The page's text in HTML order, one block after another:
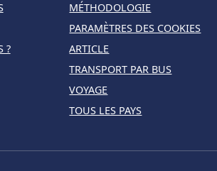
?
MÉTHODOLOGIE
PARAMÈTRES DES COOKIES
ARTICLE
TRANSPORT PAR BUS
VOYAGE
TOUS LES PAYS